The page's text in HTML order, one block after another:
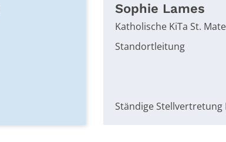
Sophie Lames
Katholische KiTa St.
Standortleitung
Ständige Stellvertretung